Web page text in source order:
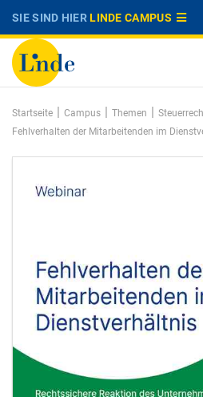
SIE SIND HIERLINDE CAMPUS
Startseite | Campus | Themen |
Fehlverhalten der Mitarbeitenden im